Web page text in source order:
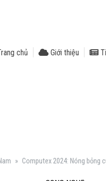
chủ Giới thiệu
» Computex 2024: Nóng bỏng